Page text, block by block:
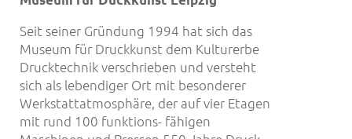
Seit seiner Gründung 1994 hat sich das
Museum für Druckkunst dem Kulturerbe
Drucktechnik verschrieben und versteht
sich als lebendiger Ort mit besonderer
Werkstattatmosphäre, der auf vier Etagen
mit rund 100 funktions- fähigen